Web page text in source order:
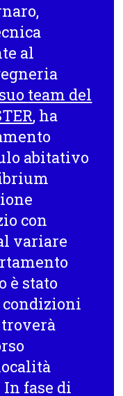
,
al
team del
, ha
abitativo
con
variare
è stato
fase di